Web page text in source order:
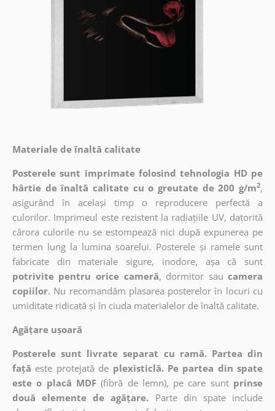
Materiale de înaltă calitate
Posterele sunt imprimate folosind tehnologia HD pe
hârtie de înaltă calitate cu o greutate de 200 g/m2,
asigurând în același timp o reproducere perfectă a
culorilor. Imprimeul este rezistent la radiațiile UV, datorită
cărora culorile nu se estompează nici după expunerea pe
termen lung la lumina soarelui. Posterele și ramele sunt
fabricate din materiale sigure, inodore, așa că sunt
potrivite pentru orice cameră, dormitor sau camera
copiilor. Nu recomandăm plasarea posterelor în locuri cu
umiditate ridicată și în ciuda materialelor de înaltă calitate.
Agățare ușoară
Posterele sunt livrate separat cu ramă. Partea din
față este protejată de plexisticlă. Pe partea din spate
este o placă MDF (fibră de lemn), pe care sunt prinse
două elemente de agățare. Parte din spate include